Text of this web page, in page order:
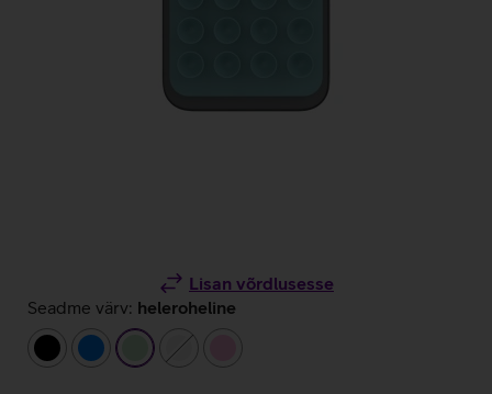
Lisan võrdlusesse
Seadme värv: heleroheline
must
sinine heleroheline
valge